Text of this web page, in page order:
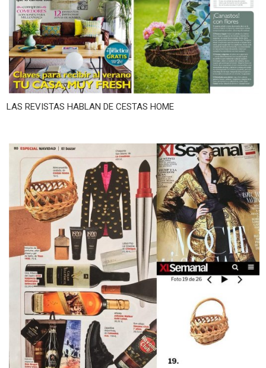
LAS REVISTAS HABLAN DE CESTAS HOME